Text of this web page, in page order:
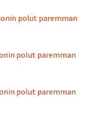
polut paremman
polut paremman
polut paremman